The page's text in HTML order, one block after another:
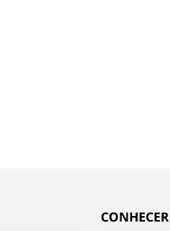
CONHECER